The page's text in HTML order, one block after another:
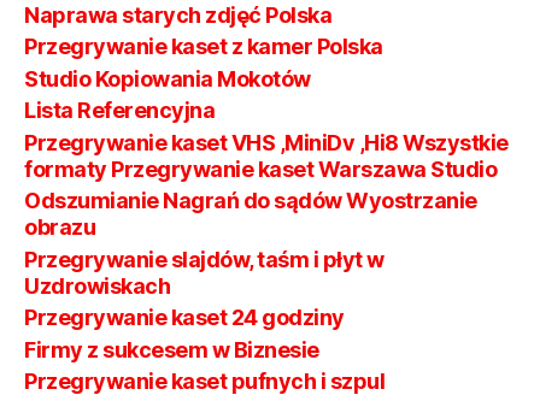
Naprawa starych zdjęć Polska
Przegrywanie kaset z kamer Polska
Studio Kopiowania Mokotów
Lista Referencyjna
Przegrywanie kaset VHS ,MiniDv ,Hi8 Wszystkie
formaty Przegrywanie kaset Warszawa Studio
Odszumianie Nagrań do sądów Wyostrzanie
obrazu
Przegrywanie slajdów, taśm i płyt w
Uzdrowiskach
Przegrywanie kaset 24 godziny
Firmy z sukcesem w Biznesie
Przegrywanie kaset pufnych i szpul